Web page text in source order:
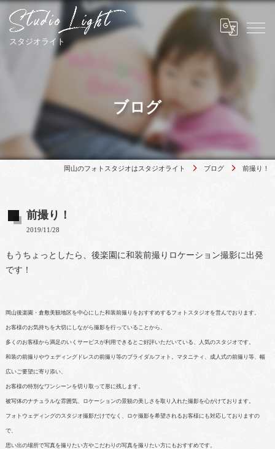
ブログ
岡山のフォトスタジオはスタジオライト ブログ 前撮り！
前撮り！
2019/11/28
もうちょっとしたら、後楽園に和装前撮りロケーション撮影に出発
です！
岡山後楽園・倉敷美観地区を中心にした和装前撮りをおすすめするフォトスタジオを営んでおります。
お客様のお気持ちを大切にしながら撮影を行っていることから、
多くのお客様から満足のいくサービスが利用できるとご好評いただいている、人気のスタジオです。
和装の前撮りやウェディングドレスの前撮り等のブライダルフォト。マタニティ、成人式の前撮り等、幅
広いご要望に寄り添い、
お客様の特別なワンシーンを切り取って形に残します。
被写体のナチュラルな雰囲気、ロケーションの景観の美しさを取り入れた撮影を心がけております。
フォトウェディングのスタジオ撮影だけでなく、ロケ撮影を希望されるお客様にも対応しておりますの
で、
思い出の場所で写真を撮りたい方やこだわりの写真を撮りたい方にもおすすめです。